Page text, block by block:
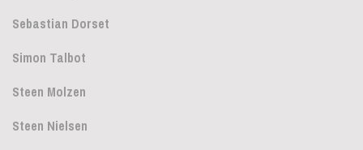
Sebastian Dorset
Simon Talbot
Steen Molzen
Steen Nielsen